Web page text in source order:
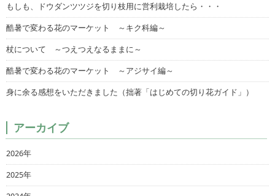
もしも、ドウダンツツジを切り枝用に営利栽培したら・・・
酷暑で変わる花のマーケット ～キク科編～
杖について ～つえつえなるままに～
酷暑で変わる花のマーケット ～アジサイ編～
身に余る感想をいただきました（拙著「はじめての切り花ガイド」）
アーカイブ
2026年
2025年